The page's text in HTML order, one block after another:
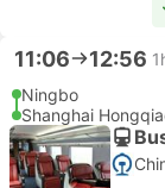
11:06 12:56
Ningbo
Shanghai